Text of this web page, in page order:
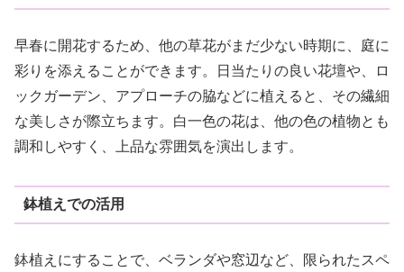
早春に開花するため、他の草花がまだ少ない時期に、庭に
彩りを添えることができます。日当たりの良い花壇や、ロ
ックガーデン、アプローチの脇などに植えると、その繊細
な美しさが際立ちます。白一色の花は、他の色の植物とも
調和しやすく、上品な雰囲気を演出します。
鉢植えでの活用
鉢植えにすることで、ベランダや窓辺など、限られたスペ